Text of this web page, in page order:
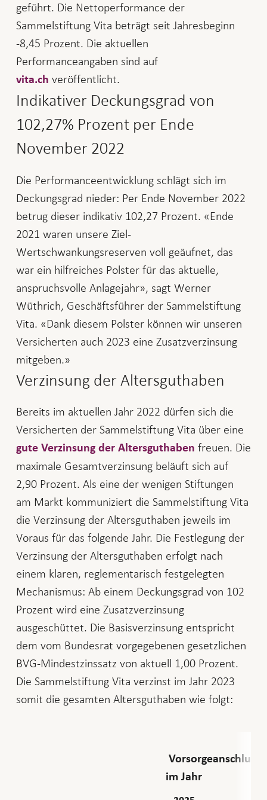
geführt. Die Nettoperformance der
Sammelstiftung Vita beträgt seit Jahresbeginn
-8,45 Prozent. Die aktuellen
Performanceangaben sind auf
vita.ch veröffentlicht.
Indikativer Deckungsgrad von
102,27% Prozent per Ende
November 2022
Die Performanceentwicklung schlägt sich im
Deckungsgrad nieder: Per Ende November 2022
betrug dieser indikativ 102,27 Prozent. «Ende
2021 waren unsere Ziel-
Wertschwankungsreserven voll geäufnet, das
war ein hilfreiches Polster für das aktuelle,
anspruchsvolle Anlagejahr», sagt Werner
Wüthrich, Geschäftsführer der Sammelstiftung
Vita. «Dank diesem Polster können wir unseren
Versicherten auch 2023 eine Zusatzverzinsung
mitgeben.»
Verzinsung der Altersguthaben
Bereits im aktuellen Jahr 2022 dürfen sich die
Versicherten der Sammelstiftung Vita über eine
gute Verzinsung der Altersguthaben freuen. Die
maximale Gesamtverzinsung beläuft sich auf
2,90 Prozent. Als eine der wenigen Stiftungen
am Markt kommuniziert die Sammelstiftung Vita
die Verzinsung der Altersguthaben jeweils im
Voraus für das folgende Jahr. Die Festlegung der
Verzinsung der Altersguthaben erfolgt nach
einem klaren, reglementarisch festgelegten
Mechanismus: Ab einem Deckungsgrad von 102
Prozent wird eine Zusatzverzinsung
ausgeschüttet. Die Basisverzinsung entspricht
dem vom Bundesrat vorgegebenen gesetzlichen
BVG-Mindestzinssatz von aktuell 1,00 Prozent.
Die Sammelstiftung Vita verzinst im Jahr 2023
somit die gesamten Altersguthaben wie folgt:
Vorsorgeanschluss
im Jahr